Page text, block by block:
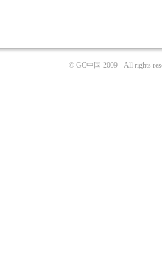
© GC中国 2009 - All rights